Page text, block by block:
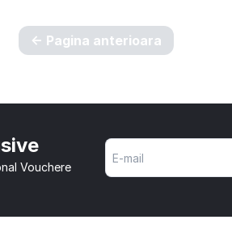
Pagina anterioara
Vouchere